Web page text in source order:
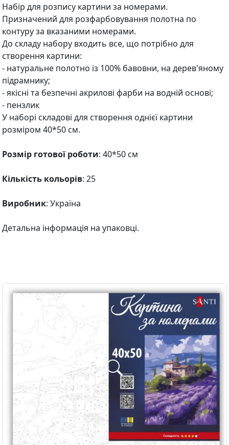
Набір для розпису картини за номерами.
Призначений для розфарбовування полотна по
контуру за вказаними номерами.
До складу набору входить все, що потрібно для
створення картини:
- натуральне полотно із 100% бавовни, на дерев'яному
підрамнику;
- якісні та безпечні акрилові фарби на водній основі;
- пензлик
У наборі складові для створення однієї картини
розміром 40*50 см.
Розмір готової роботи: 40*50 см
Кількість кольорів: 25
Виробник: Україна
Детальна інформація на упаковці.